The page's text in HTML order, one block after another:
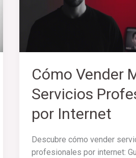
Cómo Vender
Servicios
por Internet
Descubre cómo vender
profesionales por internet:
Internet